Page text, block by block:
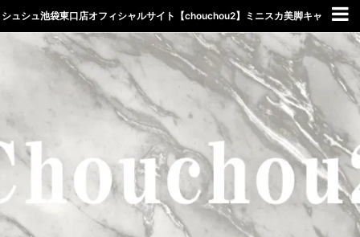
シュシュ池袋東口店オフィシャルサイト【chouchou2】ミニスカ美脚キャ
バクラしゅしゅ東